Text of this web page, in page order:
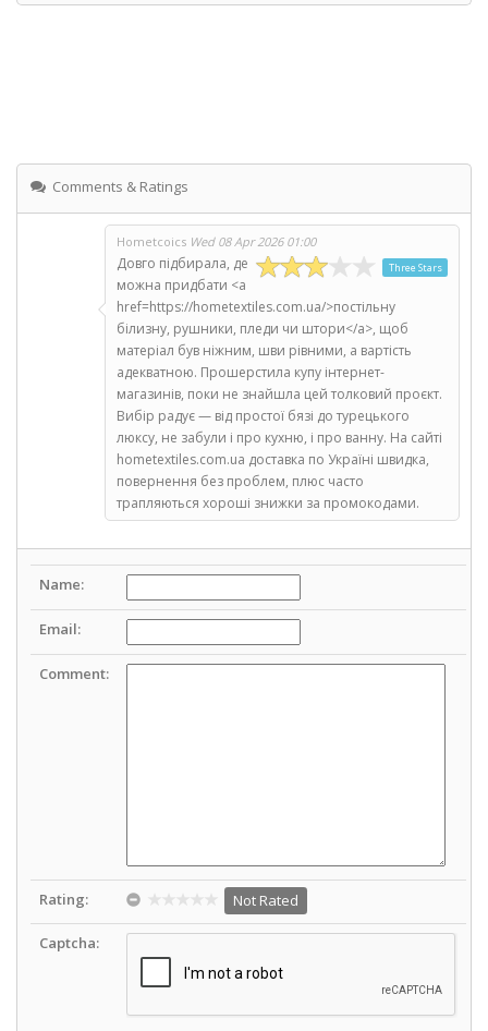
Comments & Ratings
Hometcoics Wed 08 Apr 2026 01:00
Three Stars
Довго підбирала, де
можна придбати <a
href=https://hometextiles.com.ua/>постільну
білизну, рушники, пледи чи штори</a>, щоб
матеріал був ніжним, шви рівними, а вартість
адекватною. Прошерстила купу інтернет-
магазинів, поки не знайшла цей толковий проєкт.
Вибір радує — від простої бязі до турецького
люксу, не забули і про кухню, і про ванну. На сайті
hometextiles.com.ua доставка по Україні швидка,
повернення без проблем, плюс часто
трапляються хороші знижки за промокодами.
Name:
Email:
Comment:
Rating: Not Rated
Captcha: